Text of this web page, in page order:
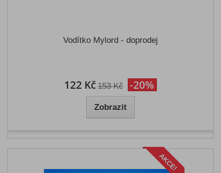
Vodítko Mylord - doprodej
122 Kč 153 Kč -20%
Zobrazit
AKCE!